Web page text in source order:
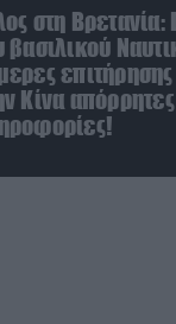
στη Βρετανία:
βασιλικού
Κίνα απόρρητες